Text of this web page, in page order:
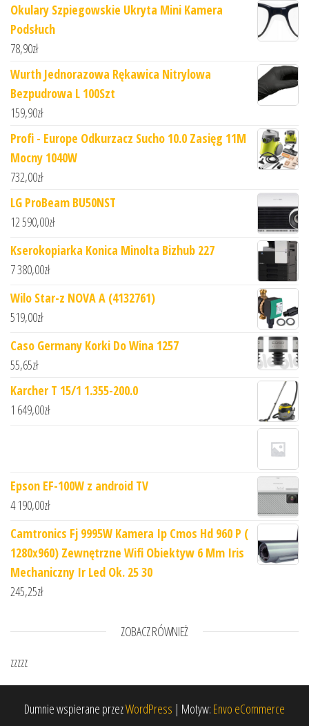
Okulary Szpiegowskie Ukryta Mini Kamera
Podsłuch
78,90zł
Wurth Jednorazowa Rękawica Nitrylowa
Bezpudrowa L 100Szt
159,90zł
Profi - Europe Odkurzacz Sucho 10.0 Zasięg 11M
Mocny 1040W
732,00zł
LG ProBeam BU50NST
12 590,00zł
Kserokopiarka Konica Minolta Bizhub 227
7 380,00zł
Wilo Star-z NOVA A (4132761)
519,00zł
Caso Germany Korki Do Wina 1257
55,65zł
Karcher T 15/1 1.355-200.0
1 649,00zł
Epson EF-100W z android TV
4 190,00zł
Camtronics Fj 9995W Kamera Ip Cmos Hd 960 P (
1280x960) Zewnętrzne Wifi Obiektyw 6 Mm Iris
Mechaniczny Ir Led Ok. 25 30
245,25zł
ZOBACZ RÓWNIEŻ
zzzzz
Dumnie wspierane przezWordPress | Motyw: Envo eCommerce